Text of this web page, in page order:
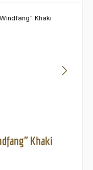
Khaki